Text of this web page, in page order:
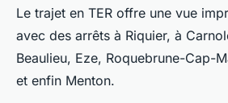
Le trajet en TER offre une vue
avec des arrêts à Riquier, à
Beaulieu, Eze, Roquebrune-Cap-
et enfin Menton.